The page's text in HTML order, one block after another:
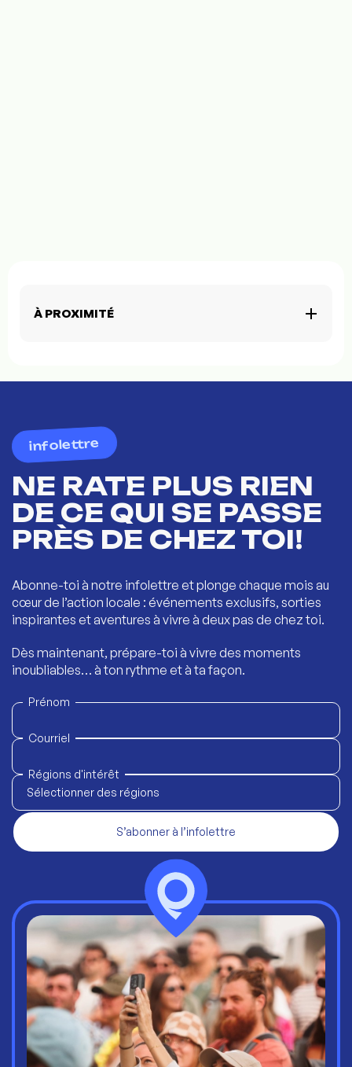
À PROXIMITÉ
infolettre
NE RATE PLUS RIEN
DE CE QUI SE PASSE
PRÈS DE CHEZ TOI!
Abonne-toi à notre infolettre et plonge chaque mois au
cœur de l’action locale : événements exclusifs, sorties
inspirantes et aventures à vivre à deux pas de chez toi.
Dès maintenant, prépare-toi à vivre des moments
inoubliables… à ton rythme et à ta façon.
Prénom
Courriel
Régions d'intérêt
Sélectionner des régions
S’abonner à l’infolettre